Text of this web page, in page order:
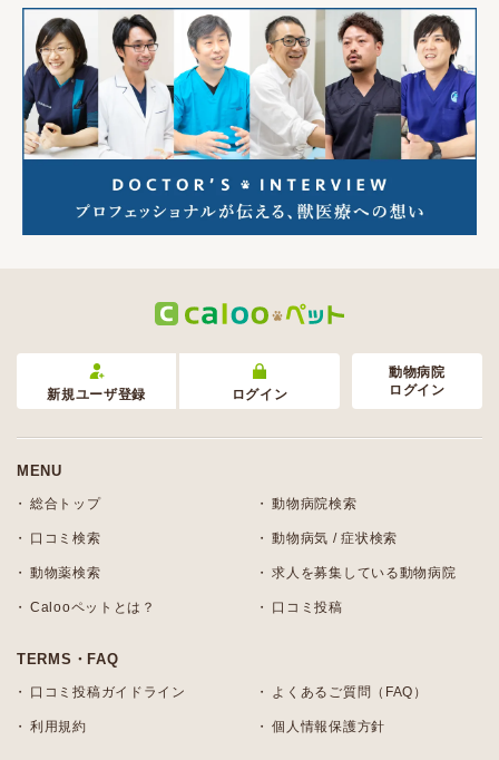
新規ユーザ登録 ログイン
動物病院
ログイン
MENU
総合トップ 動物病院検索
口コミ検索 動物病気 / 症状検索
動物薬検索 求人を募集している動物病院
Calooペットとは？ 口コミ投稿
TERMS・FAQ
口コミ投稿ガイドライン よくあるご質問（FAQ）
利用規約 個人情報保護方針